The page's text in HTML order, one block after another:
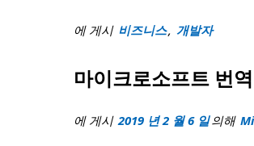
에 게시 비즈니스, 개발자
마이크로소프트 번
에 게시 2019 년 2 월 6 일의해